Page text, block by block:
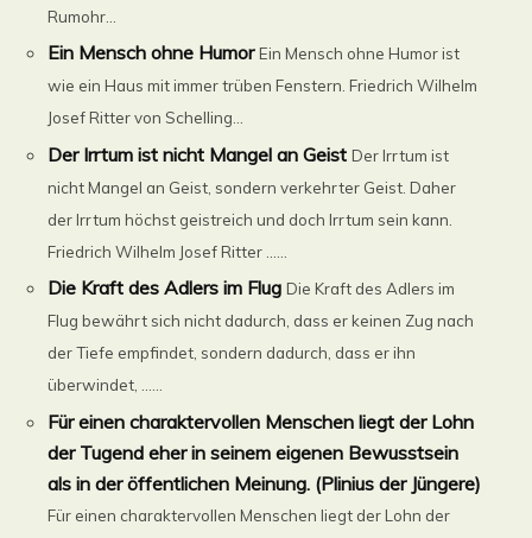
Rumohr...
Ein Mensch ohne Humor Ein Mensch ohne Humor ist
wie ein Haus mit immer trüben Fenstern. Friedrich Wilhelm
Josef Ritter von Schelling...
Der Irrtum ist nicht Mangel an Geist Der Irrtum ist
nicht Mangel an Geist, sondern verkehrter Geist. Daher
der Irrtum höchst geistreich und doch Irrtum sein kann.
Friedrich Wilhelm Josef Ritter ......
Die Kraft des Adlers im Flug Die Kraft des Adlers im
Flug bewährt sich nicht dadurch, dass er keinen Zug nach
der Tiefe empfindet, sondern dadurch, dass er ihn
überwindet, ......
Für einen charaktervollen Menschen liegt der Lohn
der Tugend eher in seinem eigenen Bewusstsein
als in der öffentlichen Meinung. (Plinius der Jüngere)
Für einen charaktervollen Menschen liegt der Lohn der